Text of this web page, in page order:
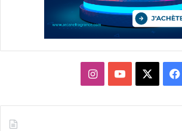
فيسبوك يوتيوبانستقرام